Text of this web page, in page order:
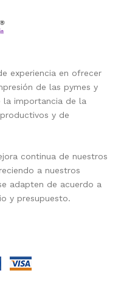
experiencia en ofrecer
de las pymes y
la importancia de la
y de
continua de nuestros
a nuestros
adapten de acuerdo a
y presupuesto.